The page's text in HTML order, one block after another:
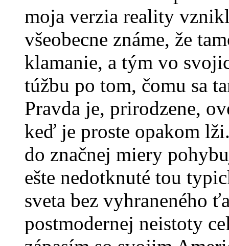
moja verzia reality
všeobecne známe, že
klamanie, a tým vo
túžbu po tom, čomu sa
Pravda je, prirodzene,
keď je proste opakom
do značnej miery
ešte nedotknuté tou
sveta bez vyhraneného
postmodernej neistoty